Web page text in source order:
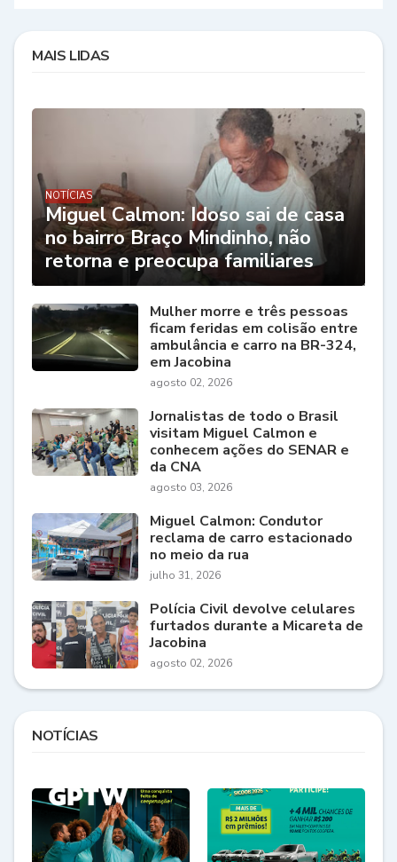
MAIS LIDAS
NOTÍCIAS
Miguel Calmon: Idoso sai de casa
no bairro Braço Mindinho, não
retorna e preocupa familiares
Mulher morre e três pessoas
ficam feridas em colisão entre
ambulância e carro na BR-324,
em Jacobina
agosto 02, 2026
Jornalistas de todo o Brasil
visitam Miguel Calmon e
conhecem ações do SENAR e
da CNA
agosto 03, 2026
Miguel Calmon: Condutor
reclama de carro estacionado
no meio da rua
julho 31, 2026
Polícia Civil devolve celulares
furtados durante a Micareta de
Jacobina
agosto 02, 2026
NOTÍCIAS